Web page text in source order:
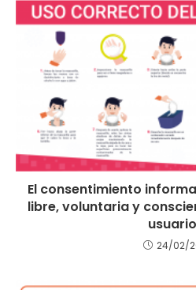
El consentimiento
libre, voluntaria y
24/02/